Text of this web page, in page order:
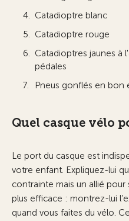
Catadioptre blanc
Catadioptre rouge
Catadioptres jaunes à
pédales
Pneus gonflés en bon
Quel casque vélo
Le port du casque est
votre enfant. Expliquez-lui
contrainte mais un allié pour
plus efficace : montrez-lui
quand vous faites du vélo.